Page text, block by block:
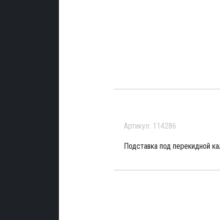
Артикул: 114286
Подставка под перекидной